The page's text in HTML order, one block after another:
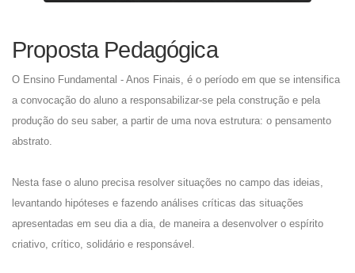
Proposta Pedagógica
O Ensino Fundamental - Anos Finais, é o período em que se intensifica
a convocação do aluno a responsabilizar-se pela construção e pela
produção do seu saber, a partir de uma nova estrutura: o pensamento
abstrato.
Nesta fase o aluno precisa resolver situações no campo das ideias,
levantando hipóteses e fazendo análises críticas das situações
apresentadas em seu dia a dia, de maneira a desenvolver o espírito
criativo, crítico, solidário e responsável.